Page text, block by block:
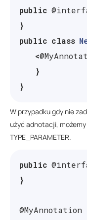
public
}
public class
<
}
}
W przypadku gdy nie
użyć adnotacji,
TYPE_PARAMETER.
public
}
@MyAnnotation